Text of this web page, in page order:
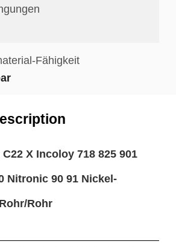
Fähigkeit
X Incoloy 718 825 901
Nitronic 90 91 Nickel-
Rohr